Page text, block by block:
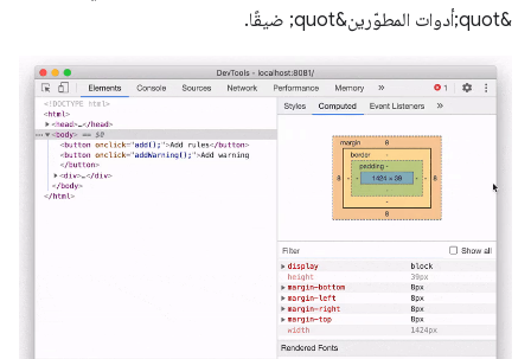
&quot;أدوات المطوّرين&quot; ضيقًا.